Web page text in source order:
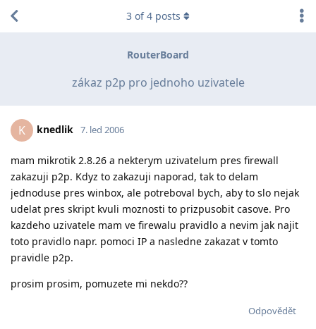
RouterBoard
zákaz p2p pro jednoho uzivatele
3 of4 posts
K knedlik 7. led 2006
mam mikrotik 2.8.26 a nekterym uzivatelum pres firewall
zakazuji p2p. Kdyz to zakazuji naporad, tak to delam
jednoduse pres winbox, ale potreboval bych, aby to slo nejak
udelat pres skript kvuli moznosti to prizpusobit casove. Pro
kazdeho uzivatele mam ve firewalu pravidlo a nevim jak najit
toto pravidlo napr. pomoci IP a nasledne zakazat v tomto
pravidle p2p.
prosim prosim, pomuzete mi nekdo??
Odpovědět